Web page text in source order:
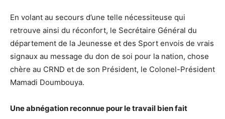
En volant au secours d’une telle nécessiteuse qui
retrouve ainsi du réconfort, le Secrétaire Général du
département de la Jeunesse et des Sport envois de vrais
signaux au message du don de soi pour la nation, chose
chère au CRND et de son Président, le Colonel-Président
Mamadi Doumbouya.
Une abnégation reconnue pour le travail bien fait